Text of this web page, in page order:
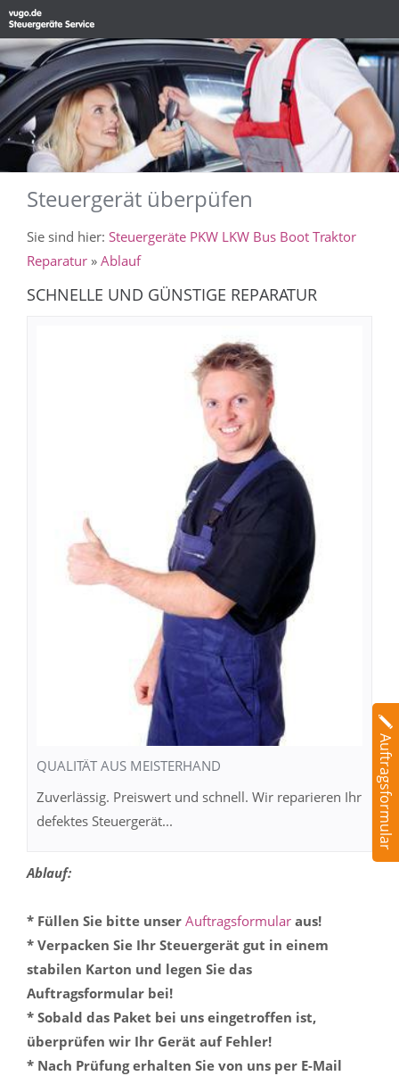
Steuergerät überpüfen
Sie sind hier: Steuergeräte PKW LKW Bus Boot Traktor
Reparatur » Ablauf
SCHNELLE UND GÜNSTIGE REPARATUR
QUALITÄT AUS MEISTERHAND
Zuverlässig. Preiswert und schnell. Wir reparieren Ihr
defektes Steuergerät...
Ablauf:
* Füllen Sie bitte unser Auftragsformular aus!
* Verpacken Sie Ihr Steuergerät gut in einem
stabilen Karton und legen Sie das
Auftragsformular bei!
* Sobald das Paket bei uns eingetroffen ist,
überprüfen wir Ihr Gerät auf Fehler!
* Nach Prüfung erhalten Sie von uns per E-Mail
Auftragsformular